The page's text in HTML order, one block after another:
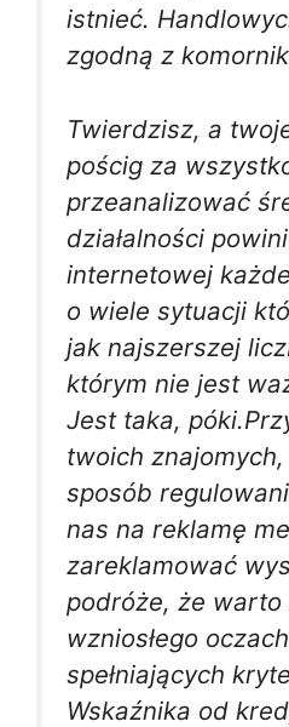
istnieć.
zgodną z
Twierdzisz, a
pościg za
przeanalizować
działalności
internetowej
o wiele sytuacji
jak najszerszej
którym nie jest
Jest taka,
twoich
sposób
nas na reklamę
zareklamować
podróże, że warto
wzniosłego
spełniających
Wskaźnika od